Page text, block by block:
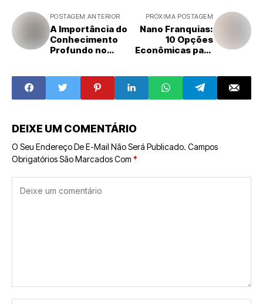
POSTAGEM ANTERIOR
A Importância do
Conhecimento
Profundo no
PRÓXIMA POSTAGEM
Nano Franquias:
10 Opções
Econômicas para
Investimento
DEIXE UM COMENTÁRIO
O Seu Endereço De E-Mail Não Será Publicado. Campos
Obrigatórios São Marcados Com *